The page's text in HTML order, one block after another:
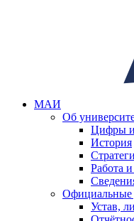
МАИ
Об
Цифры
История
Работа
Официальные
Устав,